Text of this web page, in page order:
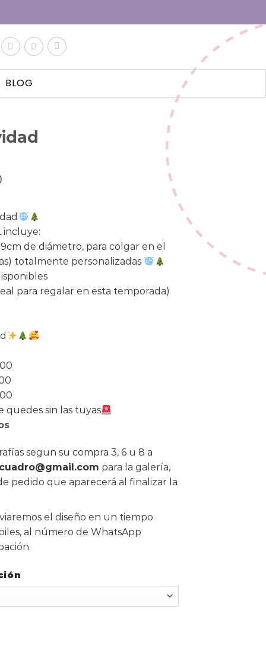
BLOG
incluye:
de diámetro, para colgar en el
totalmente personalizadas
para regalar en esta temporada)
quedes sin las tuyas
segun su compra 3, 6 u 8 a
para la galería,
pedido que aparecerá al finalizar la
el diseño en un tiempo
al número de WhatsApp